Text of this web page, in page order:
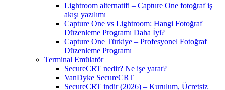
Lightroom alternatifi – Capture One fotoğraf iş
akışı yazılımı
Capture One vs Lightroom: Hangi Fotoğraf
Düzenleme Programı Daha İyi?
Capture One Türkiye – Profesyonel Fotoğraf
Düzenleme Programı
Terminal Emülatör
SecureCRT nedir? Ne işe yarar?
VanDyke SecureCRT
SecureCRT indir (2026) – Kurulum, Ücretsiz